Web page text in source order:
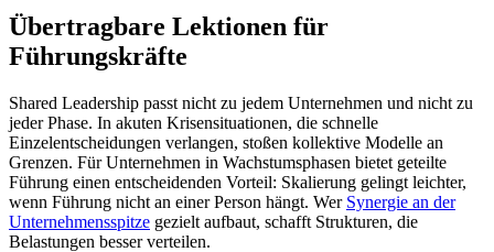
Übertragbare Lektionen für
Führungskräfte
Shared Leadership passt nicht zu jedem Unternehmen und nicht zu
jeder Phase. In akuten Krisensituationen, die schnelle
Einzelentscheidungen verlangen, stoßen kollektive Modelle an
Grenzen. Für Unternehmen in Wachstumsphasen bietet geteilte
Führung einen entscheidenden Vorteil: Skalierung gelingt leichter,
wenn Führung nicht an einer Person hängt. Wer Synergie an der
Unternehmensspitze gezielt aufbaut, schafft Strukturen, die
Belastungen besser verteilen.